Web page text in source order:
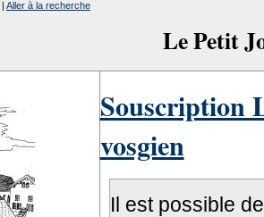
Le Petit
| Aller à la recherche
Souscription
vosgien
Il est possible